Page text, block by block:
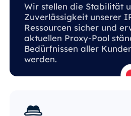
Wir stellen die Stabilität
Zuverlässigkeit unserer
Ressourcen sicher und
aktuellen Proxy-Pool
Bedürfnissen aller
werden.